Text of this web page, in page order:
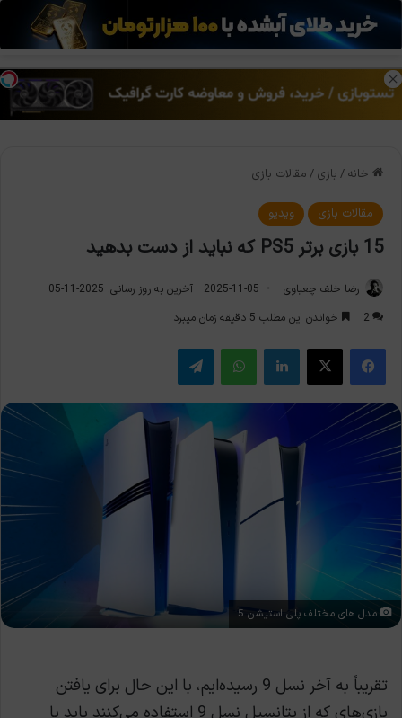
منو
خانه / بازی / مقالات بازی
مقالات بازی ویدیو
15 بازی برتر PS5 که نباید از دست بدهید
رضا خلف چعباوی 2025-11-05
آخرین به روز رسانی: 2025-11-05
2
خواندن این مطلب 5 دقیقه زمان میبرد
فیس بوک X لینکدین واتس آپ تلگرام
مدل های مختلف پلی استیشن 5
تقریباً به آخر نسل 9 رسیده‌ایم، با این حال برای یافتن